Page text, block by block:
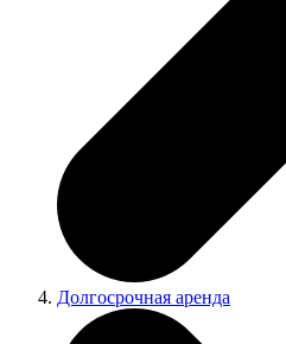
Долгосрочная аренда